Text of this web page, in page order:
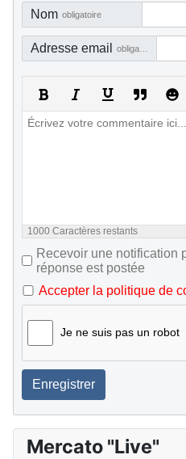
Nom obligatoire
Adresse email
1000 Caractères restants
Recevoir une notification
réponse est postée
Accepter la politique de
Je ne suis pas un robot
Enregistrer
Mercato "Live"